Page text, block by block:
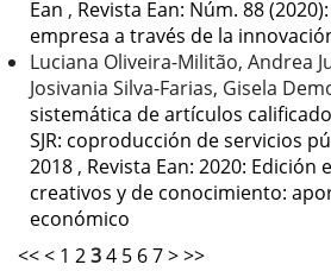
Ean , Revista Ean: Núm. 88
empresa a través de la
Luciana Oliveira-Militão, Andrea
Josivania Silva-Farias, Gisela
sistemática de artículos
SJR: coproducción de servicios
2018 , Revista Ean: 2020: Edición
creativos y de conocimiento:
económico
<<< 1 234 5 67>>>